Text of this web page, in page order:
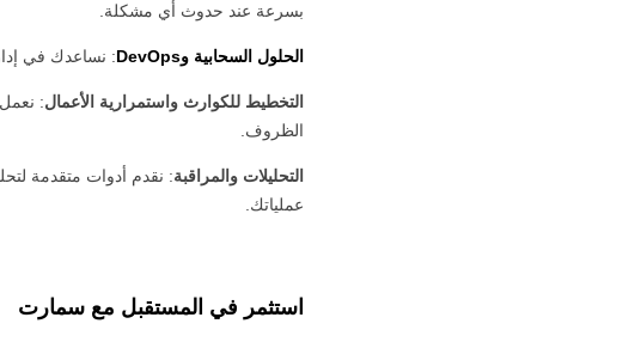
بسرعة عند حدوث أي مشكلة.
الحلول السحابية وDevOps: نساعدك في
التخطيط للكوارث واستمرارية الأعمال:
الظروف.
التحليلات والمراقبة: نقدم أدوات متقدمة
عملياتك.
استثمر في المستقبل مع سمارت